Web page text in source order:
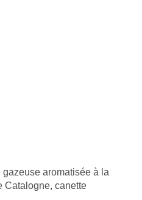
aromatisée à la
Catalogne, canette